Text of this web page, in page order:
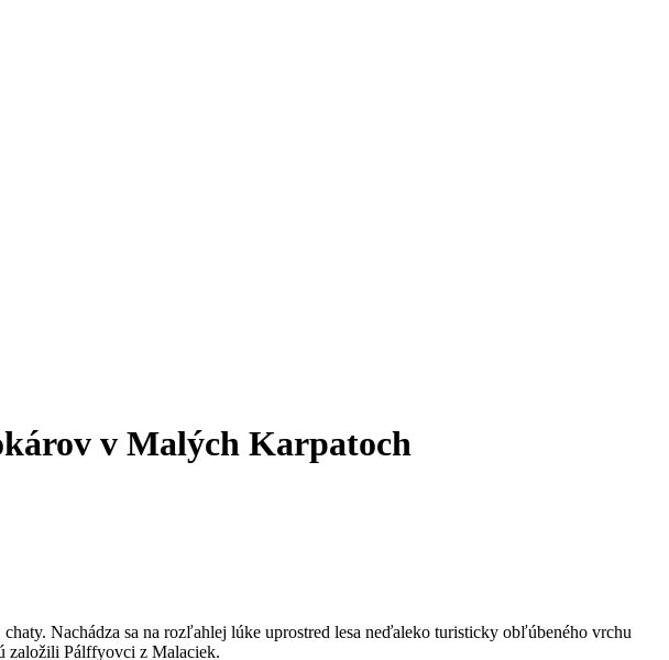
v Malých Karpatoch
Nachádza sa na rozľahlej lúke uprostred lesa neďaleko turisticky obľúbeného vrchu
založili Pálffyovci z Malaciek.